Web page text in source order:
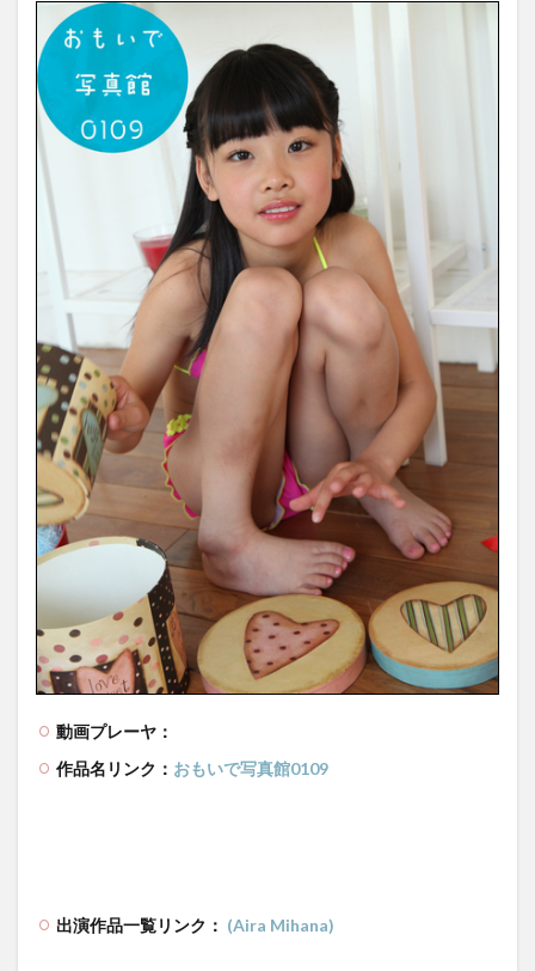
動画プレーヤ：
作品名リンク： おもいで写真館0109
出演作品一覧リンク： (Aira Mihana)